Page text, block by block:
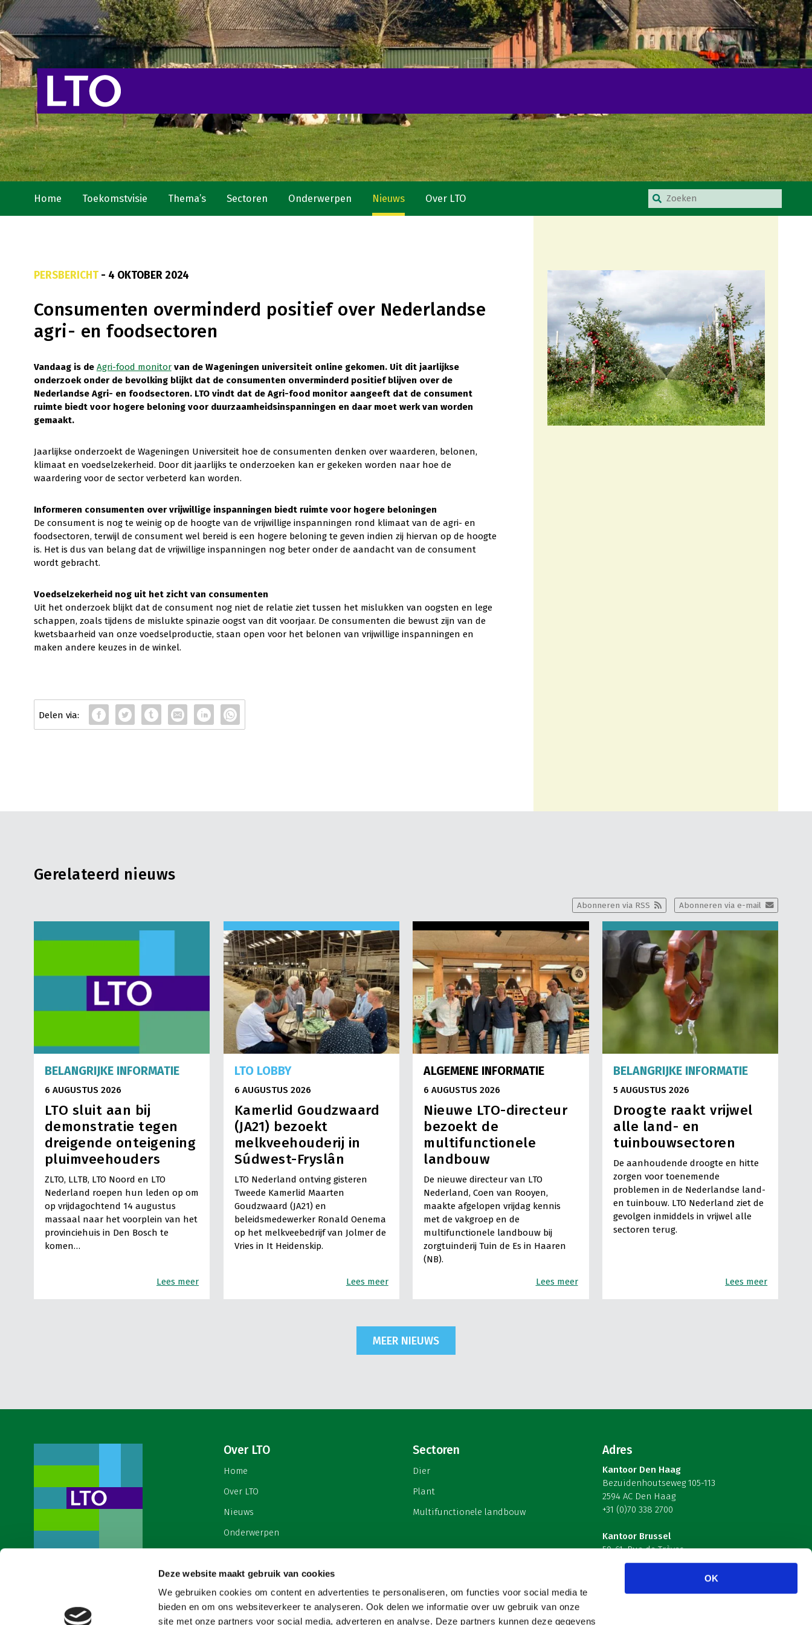
Deze website maakt gebruik van cookies
We gebruiken cookies om content en advertenties te personaliseren, om functies voor social media te
bieden en om ons websiteverkeer te analyseren. Ook delen we informatie over uw gebruik van onze
site met onze partners voor social media, adverteren en analyse. Deze partners kunnen deze gegevens
OK
Home Toekomstvisie Thema’s Sectoren Onderwerpen Nieuws Over LTO
PERSBERICHT- 4 OKTOBER 2024
Consumenten overminderd positief over Nederlandse
agri- en foodsectoren
Vandaag is de Agri-food monitorvan de Wageningen universiteit online gekomen. Uit dit jaarlijkse
onderzoek onder de bevolking blijkt dat de consumenten onverminderd positief blijven over de
Nederlandse Agri- en foodsectoren. LTO vindt dat de Agri-food monitor aangeeft dat de consument
ruimte biedt voor hogere beloning voor duurzaamheidsinspanningen en daar moet werk van worden
gemaakt.
Jaarlijkse onderzoekt de Wageningen Universiteit hoe de consumenten denken over waarderen, belonen,
klimaat en voedselzekerheid. Door dit jaarlijks te onderzoeken kan er gekeken worden naar hoe de
waardering voor de sector verbeterd kan worden.
Informeren consumenten over vrijwillige inspanningen biedt ruimte voor hogere beloningen
De consument is nog te weinig op de hoogte van de vrijwillige inspanningen rond klimaat van de agri- en
foodsectoren, terwijl de consument wel bereid is een hogere beloning te geven indien zij hiervan op de hoogte
is. Het is dus van belang dat de vrijwillige inspanningen nog beter onder de aandacht van de consument
wordt gebracht.
Voedselzekerheid nog uit het zicht van consumenten
Uit het onderzoek blijkt dat de consument nog niet de relatie ziet tussen het mislukken van oogsten en lege
schappen, zoals tijdens de mislukte spinazie oogst van dit voorjaar. De consumenten die bewust zijn van de
kwetsbaarheid van onze voedselproductie, staan open voor het belonen van vrijwillige inspanningen en
maken andere keuzes in de winkel.
Gerelateerd nieuws
Abonneren via e-mail
Abonneren via RSS
BELANGRIJKE INFORMATIE
6 AUGUSTUS 2026
LTO sluit aan bij
demonstratie tegen
dreigende onteigening
pluimveehouders
ZLTO, LLTB, LTO Noord en LTO
Nederland roepen hun leden op om
op vrijdagochtend 14 augustus
massaal naar het voorplein van het
provinciehuis in Den Bosch te
komen…
Lees meer
LTO LOBBY
6 AUGUSTUS 2026
Kamerlid Goudzwaard
(JA21) bezoekt
melkveehouderij in
Súdwest-Fryslân
LTO Nederland ontving gisteren
Tweede Kamerlid Maarten
Goudzwaard (JA21) en
beleidsmedewerker Ronald Oenema
op het melkveebedrijf van Jolmer de
Vries in It Heidenskip.
Lees meer
ALGEMENE INFORMATIE
6 AUGUSTUS 2026
Nieuwe LTO-directeur
bezoekt de
multifunctionele
landbouw
De nieuwe directeur van LTO
Nederland, Coen van Rooyen,
maakte afgelopen vrijdag kennis
met de vakgroep en de
multifunctionele landbouw bij
zorgtuinderij Tuin de Es in Haaren
(NB).
Lees meer
BELANGRIJKE INFORMATIE
5 AUGUSTUS 2026
Droogte raakt vrijwel
alle land- en
tuinbouwsectoren
De aanhoudende droogte en hitte
zorgen voor toenemende
problemen in de Nederlandse land-
en tuinbouw. LTO Nederland ziet de
gevolgen inmiddels in vrijwel alle
sectoren terug.
Lees meer
MEER NIEUWS
werkgeversorganisatie met meerwaarde,
voor een sector met meerwaarde. Dat is
Land- en Tuinbouw Organisatie
Over LTO
Home
Over LTO
Nieuws
Onderwerpen
Contact
Cookies & privacy
Sectoren
Dier
Plant
Multifunctionele landbouw
Adres
Kantoor Den Haag
Bezuidenhoutseweg 105-113
2594 AC Den Haag
+31 (0)70 338 2700
Kantoor Brussel
59-61, Rue de Trèves
B-1040 Brussel – België
Volg ons